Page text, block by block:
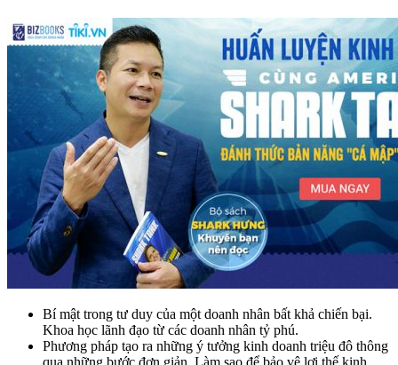
Bí mật trong tư duy của một doanh nhân bất khả chiến bại.
Khoa học lãnh đạo từ các doanh nhân tỷ phú.
Phương pháp tạo ra những ý tưởng kinh doanh triệu đô thông
qua những bước đơn giản. Làm sao để bảo vệ lợi thế kinh